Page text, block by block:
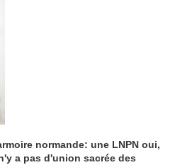
normande: une LNPN oui,
a pas d'union sacrée des